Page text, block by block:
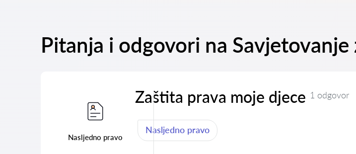
Pitanja i odgovori na
Nasljedno pravo
Zaštita prava moje djece 1 odgovor
Nasljedno pravo